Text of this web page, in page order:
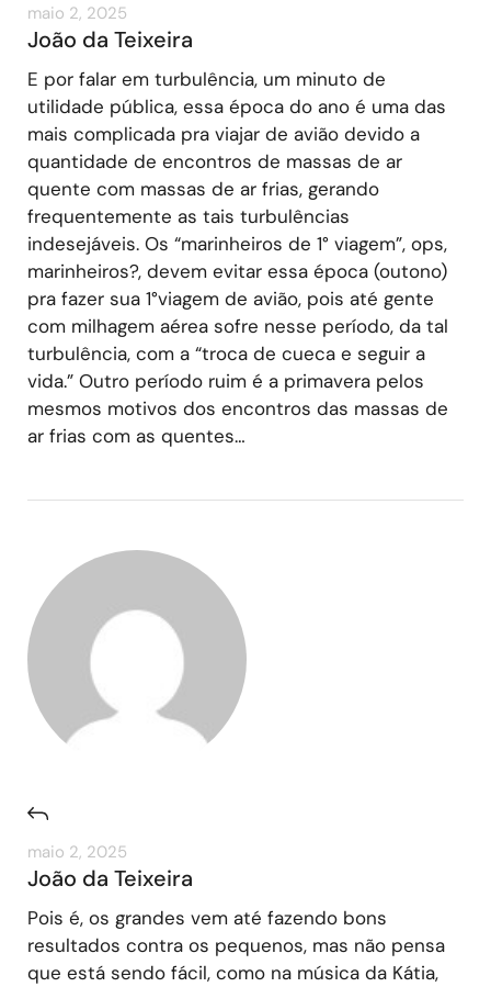
maio 2, 2025
João da Teixeira
E por falar em turbulência, um minuto de
utilidade pública, essa época do ano é uma das
mais complicada pra viajar de avião devido a
quantidade de encontros de massas de ar
quente com massas de ar frias, gerando
frequentemente as tais turbulências
indesejáveis. Os “marinheiros de 1° viagem”, ops,
marinheiros?, devem evitar essa época (outono)
pra fazer sua 1°viagem de avião, pois até gente
com milhagem aérea sofre nesse período, da tal
turbulência, com a “troca de cueca e seguir a
vida.” Outro período ruim é a primavera pelos
mesmos motivos dos encontros das massas de
ar frias com as quentes…
maio 2, 2025
João da Teixeira
Pois é, os grandes vem até fazendo bons
resultados contra os pequenos, mas não pensa
que está sendo fácil, como na música da Kátia,